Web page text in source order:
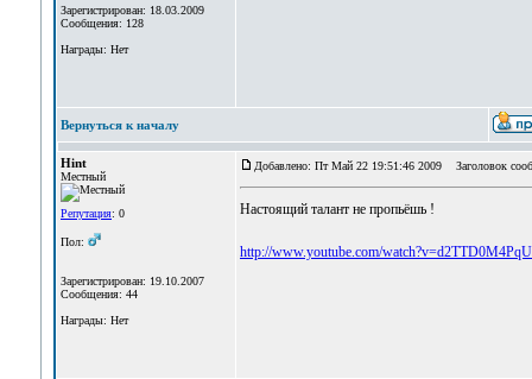
Зарегистрирован: 18.03.2009
Сообщения: 128
Награды: Нет
Вернуться к началу
Hint
Местный
Репутация: 0
Пол:
Зарегистрирован: 19.10.2007
Сообщения: 44
Награды: Нет
Добавлено: Пт Май 22 19:51:46 2009 Заголовок
Настоящий талант не пропьёшь !
http://www.youtube.com/